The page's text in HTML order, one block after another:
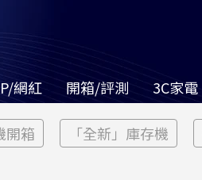
網紅 開箱/評測 3C家電
開箱 「全新」庫存機